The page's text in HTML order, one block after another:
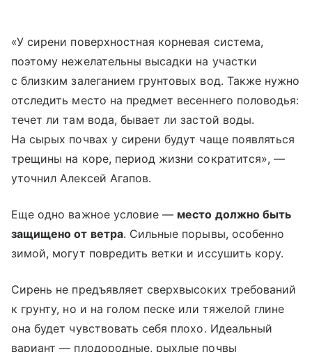
«У сирени поверхностная корневая система,
поэтому нежелательны высадки на участки
с близким залеганием грунтовых вод. Также нужно
отследить место на предмет весеннего половодья:
течет ли там вода, бывает ли застой воды.
На сырых почвах у сирени будут чаще появляться
трещины на коре, период жизни сократится», —
уточнил Алексей Агапов.
Еще одно важное условие — место должно быть
защищено от ветра. Сильные порывы, особенно
зимой, могут повредить ветки и иссушить кору.
Сирень не предъявляет сверхвысоких требований
к грунту, но и на голом песке или тяжелой глине
она будет чувствовать себя плохо. Идеальный
вариант — плодородные, рыхлые почвы